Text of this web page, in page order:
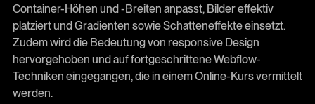
Container-Höhen und -Breiten anpasst, Bilder effektiv
platziert und Gradienten sowie Schatteneffekte einsetzt.
Zudem wird die Bedeutung von responsive Design
hervorgehoben und auf fortgeschrittene Webflow-
Techniken eingegangen, die in einem Online-Kurs vermittelt
werden.